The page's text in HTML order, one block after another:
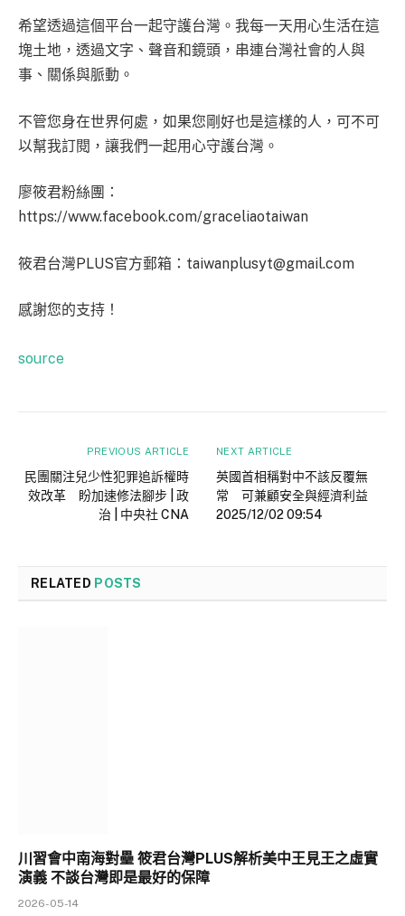
希望透過這個平台一起守護台灣。我每一天用心生活在這
塊土地，透過文字、聲音和鏡頭，串連台灣社會的人與
事、關係與脈動。
不管您身在世界何處，如果您剛好也是這樣的人，可不可
以幫我訂閱，讓我們一起用心守護台灣。
廖筱君粉絲團：
https://www.facebook.com/graceliaotaiwan
筱君台灣PLUS官方郵箱： taiwanplusyt@gmail.com
感謝您的支持！
source
PREVIOUS ARTICLE
民團關注兒少性犯罪追訴權時
效改革 盼加速修法腳步 | 政
治 | 中央社 CNA
NEXT ARTICLE
英國首相稱對中不該反覆無
常 可兼顧安全與經濟利益
2025/12/02 09:54
RELATED POSTS
川習會中南海對壘 筱君台灣PLUS解析美中王見王之虛實
演義 不談台灣即是最好的保障
2026-05-14